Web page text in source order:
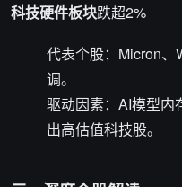
科技硬件板块跌超2%
代表个股：Micron
调。
驱动因素：AI模型内
出高估值科技股。